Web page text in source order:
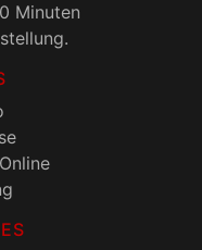
Minuten